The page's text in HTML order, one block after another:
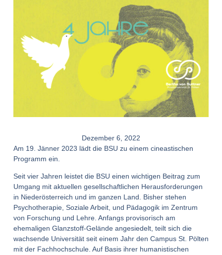
Dezember 6, 2022
Am 19. Jänner 2023 lädt die BSU zu einem cineastischen
Programm ein.
Seit vier Jahren leistet die BSU einen wichtigen Beitrag zum
Umgang mit aktuellen gesellschaftlichen Herausforderungen
in Niederösterreich und im ganzen Land. Bisher stehen
Psychotherapie, Soziale Arbeit, und Pädagogik im Zentrum
von Forschung und Lehre. Anfangs provisorisch am
ehemaligen Glanzstoff-Gelände angesiedelt, teilt sich die
wachsende Universität seit einem Jahr den Campus St. Pölten
mit der Fachhochschule. Auf Basis ihrer humanistischen